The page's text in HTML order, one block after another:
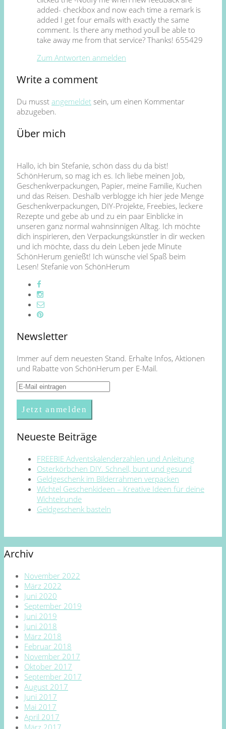
added- checkbox and now each time a remark is
added I get four emails with exactly the same
comment. Is there any method youll be able to
take away me from that service? Thanks! 655429
Zum Antworten anmelden
Write a comment
Du musst angemeldet sein, um einen Kommentar
abzugeben.
Über mich
Hallo, ich bin Stefanie, schön dass du da bist!
SchönHerum, so mag ich es. Ich liebe meinen Job,
Geschenkverpackungen, Papier, meine Familie, Kuchen
und das Reisen. Deshalb verblogge ich hier jede Menge
Geschenkverpackungen, DIY-Projekte, Freebies, leckere
Rezepte und gebe ab und zu ein paar Einblicke in
unseren ganz normal wahnsinnigen Alltag. Ich möchte
dich inspirieren, den Verpackungskünstler in dir wecken
und ich möchte, dass du dein Leben jede Minute
SchönHerum genießt! Ich wünsche viel Spaß beim
Lesen! Stefanie von SchönHerum
Newsletter
Immer auf dem neuesten Stand. Erhalte Infos, Aktionen
und Rabatte von SchönHerum per E-Mail.
Neueste Beiträge
FREEBIE Adventskalenderzahlen und Anleitung
Osterkörbchen DIY. Schnell, bunt und gesund
Geldgeschenk im Bilderrahmen verpacken
Wichtel Geschenkideen – Kreative Ideen für deine
Wichtelrunde
Geldgeschenk basteln
Archiv
November 2022
März 2022
Juni 2020
September 2019
Juni 2019
Juni 2018
März 2018
Februar 2018
November 2017
Oktober 2017
September 2017
August 2017
Juni 2017
Mai 2017
April 2017